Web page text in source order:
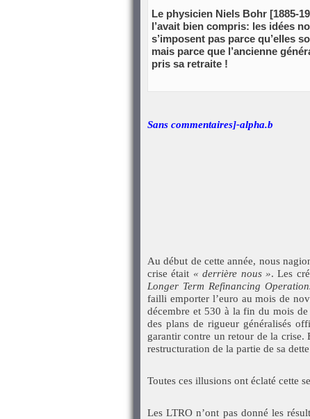
Le physicien Niels Bohr [1885-
l’avait bien compris: les idées
s’imposent pas parce qu’elles
mais parce que l’ancienne
pris sa retraite !
Sans commentaires]-alpha.b
Au début de cette année, nous
crise était « derrière nous ». Les
Longer Term Refinancing
failli emporter l’euro au mois de
décembre et 530 à la fin du mois
des plans de rigueur généralisés
garantir contre un retour de la crise.
restructuration de la partie de sa
Toutes ces illusions ont éclaté cette
Les LTRO n’ont pas donné les